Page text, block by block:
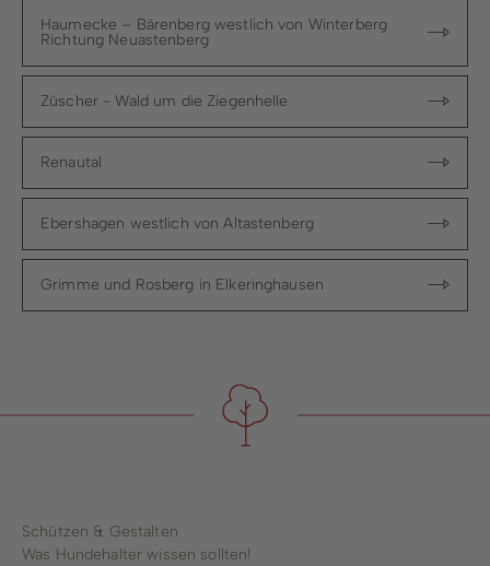
Haumecke – Bärenberg westlich von Winterberg
Richtung Neuastenberg
Züscher - Wald um die Ziegenhelle
Renautal
Ebershagen westlich von Altastenberg
Grimme und Rosberg in Elkeringhausen
Schützen & Gestalten
Was Hundehalter wissen sollten!